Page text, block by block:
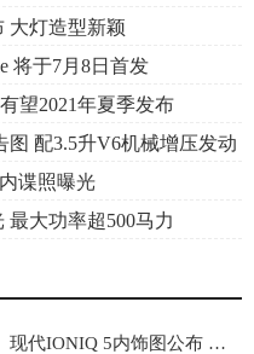
大灯造型新颖
将于7月8日首发
望2021年夏季发布
配3.5升V6机械增压发动
谍照曝光
大功率超500马力
现代IONIQ 5内饰图公布 配可移动中央扶手箱